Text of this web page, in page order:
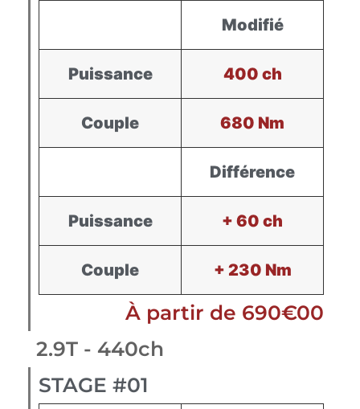
Modifié
Puissance 400 ch
Couple 680 Nm
Différence
Puissance + 60 ch
Couple + 230 Nm
À partir de 690€00
2.9T - 440ch
STAGE #01